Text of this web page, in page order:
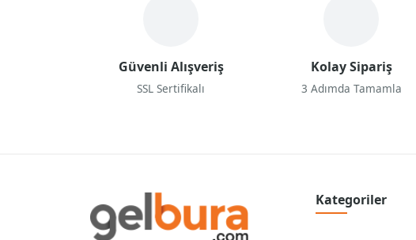
Güvenli Alışveriş
SSL Sertifikalı
Kolay Sipariş
3 Adımda Tamamla
Kategoriler